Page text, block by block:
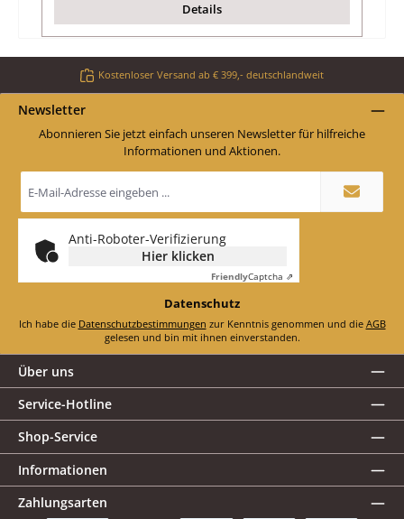
Details
Kostenloser Versand ab € 399,- deutschlandweit
Newsletter
Abonnieren Sie jetzt einfach unseren Newsletter für hilfreiche
Informationen und Aktionen.
Mail-
Adresse
*
Anti-Roboter-Verifizierung
Hier klicken
FriendlyCaptcha ⇗
Datenschutz
Ich habe die Datenschutzbestimmungen zur Kenntnis genommen und die AGB
gelesen und bin mit ihnen einverstanden.
Über uns
Service-Hotline
Shop-Service
Informationen
Zahlungsarten